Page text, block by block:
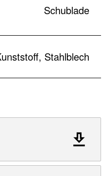
Schublade
Stahlblech